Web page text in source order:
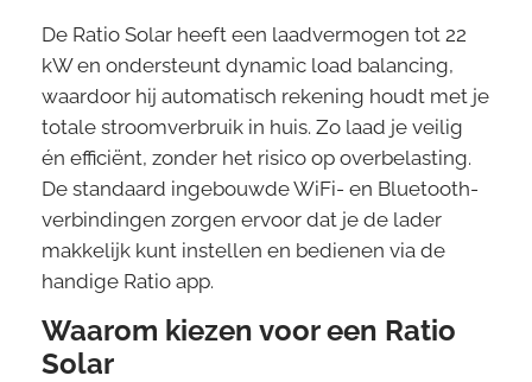
De Ratio Solar heeft een laadvermogen tot 22
kW en ondersteunt dynamic load balancing,
waardoor hij automatisch rekening houdt met je
totale stroomverbruik in huis. Zo laad je veilig
én efficiënt, zonder het risico op overbelasting.
De standaard ingebouwde WiFi- en Bluetooth-
verbindingen zorgen ervoor dat je de lader
makkelijk kunt instellen en bedienen via de
handige Ratio app.
Waarom kiezen voor een Ratio
Solar